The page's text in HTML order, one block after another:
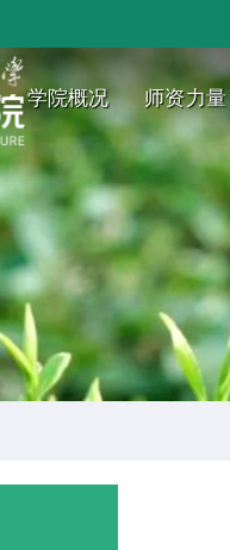
学院概况 师资力量